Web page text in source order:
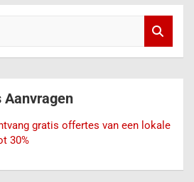
gratis offertes van een lokale
30%